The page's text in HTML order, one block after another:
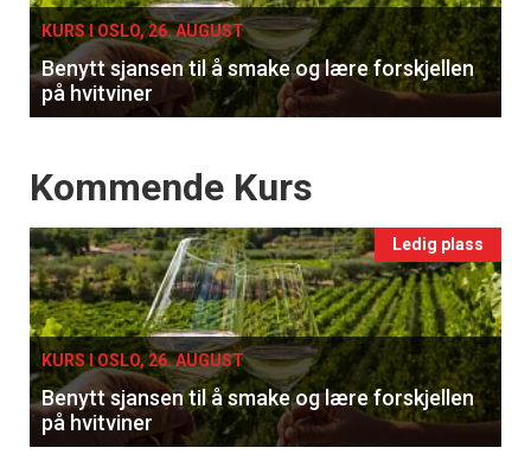
KURS I OSLO, 26. AUGUST
Benytt sjansen til å smake og lære forskjellen
på hvitviner
Events
Kommende Kurs
Ledig plass
KURS I OSLO, 26. AUGUST
Benytt sjansen til å smake og lære forskjellen
på hvitviner